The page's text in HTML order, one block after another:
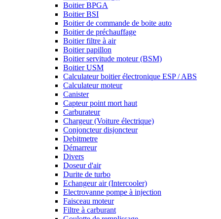
Boitier BPGA
Boitier BSI
Boitier de commande de boite auto
Boitier de préchauffage
Boitier filtre à air
Boitier papillon
Boitier servitude moteur (BSM)
Boitier USM
Calculateur boitier électronique ESP / ABS
Calculateur moteur
Canister
Capteur point mort haut
Carburateur
Chargeur (Voiture électrique)
Conjoncteur disjoncteur
Debitmetre
Démarreur
Divers
Doseur d'air
Durite de turbo
Echangeur air (Intercooler)
Electrovanne pompe à injection
Faisceau moteur
Filtre à carburant